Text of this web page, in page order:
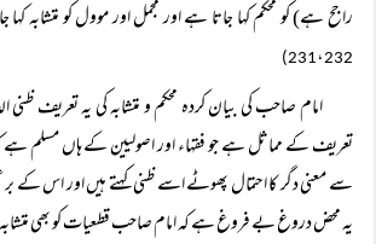
راجح ہے) کو محکم کہا جاتا ہے اور مجمل اور موول کو متشابہ
231،232)
امام صاحب کی بیان کردہ محکم و متشابہ کی یہ تعریف ظنی
تعریف کے مماثل ہے جو فقہاء اور اصولیین کے ہاں مسلم ہے
سے معنی دگر کا احتمال پھوٹے اسے ظنی کہتے ہیں اور اس کے
یہ محض دروغ بے فروغ ہے کہ امام صاحب قطعیات کو بھی متشابہ